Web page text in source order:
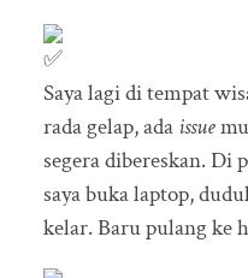
Saya lagi di tempat
rada gelap, ada issue
segera dibereskan. Di
saya buka laptop,
kelar. Baru pulang ke